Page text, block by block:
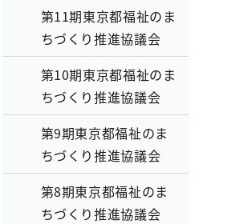
第11期東京都福祉のま
ちづくり推進協議会
第10期東京都福祉のま
ちづくり推進協議会
第9期東京都福祉のま
ちづくり推進協議会
第8期東京都福祉のま
ちづくり推進協議会